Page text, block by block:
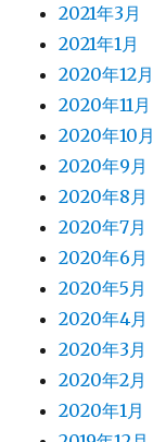
2021年3月
2021年1月
2020年12月
2020年11月
2020年10月
2020年9月
2020年8月
2020年7月
2020年6月
2020年5月
2020年4月
2020年3月
2020年2月
2020年1月